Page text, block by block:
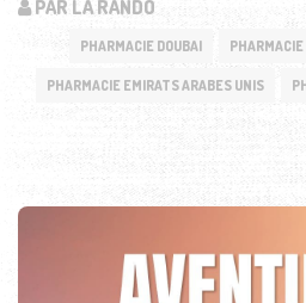
PAR LA RANDO
PHARMACIE DOUBAI PHARMACIE
PHARMACIE EMIRATS ARABES UNIS